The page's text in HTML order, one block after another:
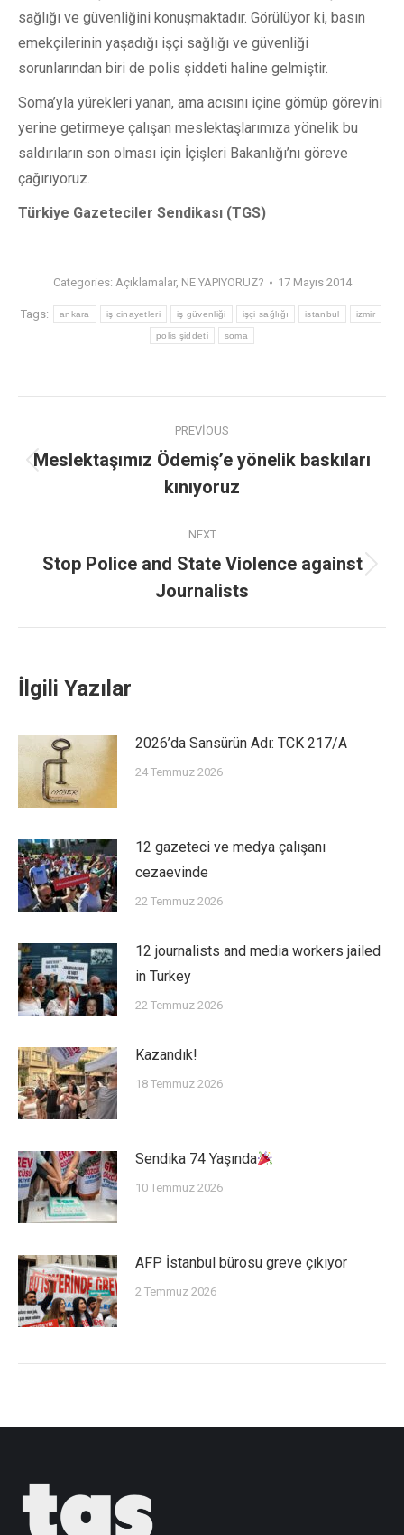
sağlığı ve güvenliğini konuşmaktadır. Görülüyor ki, basın
emekçilerinin yaşadığı işçi sağlığı ve güvenliği
sorunlarından biri de polis şiddeti haline gelmiştir.
Soma’yla yürekleri yanan, ama acısını içine gömüp görevini
yerine getirmeye çalışan meslektaşlarımıza yönelik bu
saldırıların son olması için İçişleri Bakanlığı’nı göreve
çağırıyoruz.
Türkiye Gazeteciler Sendikası (TGS)
Categories: Açıklamalar, NE YAPIYORUZ? 17 Mayıs 2014
Tags: ankara iş cinayetleri iş güvenliği işçi sağlığı istanbul izmir
polis şiddeti soma
PREVIOUS
Meslektaşımız Ödemiş’e yönelik baskıları
kınıyoruz
NEXT
Stop Police and State Violence against
Journalists
İlgili Yazılar
2026’da Sansürün Adı: TCK 217/A
24 Temmuz 2026
12 gazeteci ve medya çalışanı
cezaevinde
22 Temmuz 2026
12 journalists and media workers jailed
in Turkey
22 Temmuz 2026
Kazandık!
18 Temmuz 2026
Sendika 74 Yaşında
10 Temmuz 2026
AFP İstanbul bürosu greve çıkıyor
2 Temmuz 2026